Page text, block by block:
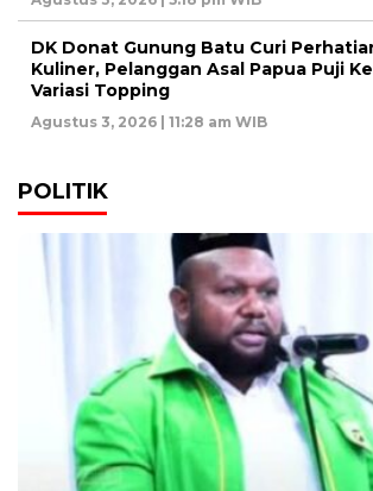
DK Donat Gunung Batu Curi
Kuliner, Pelanggan Asal Papua Puji
Variasi Topping
Agustus 3, 2026 | 11:28 am WIB
POLITIK